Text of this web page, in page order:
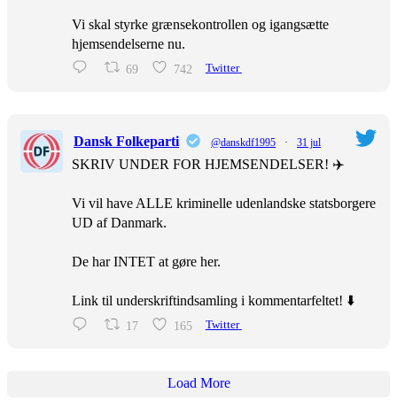
Vi skal styrke grænsekontrollen og igangsætte
hjemsendelserne nu.
69 742 Twitter
Dansk Folkeparti @danskdf1995 · 31 jul
SKRIV UNDER FOR HJEMSENDELSER! ✈️
Vi vil have ALLE kriminelle udenlandske statsborgere
UD af Danmark.
De har INTET at gøre her.
Link til underskriftindsamling i kommentarfeltet! ⬇️
17 165 Twitter
Load More